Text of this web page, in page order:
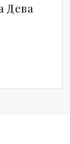
Дева